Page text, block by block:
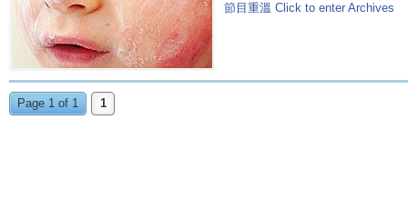
節目重溫 Click to enter Archives
Page 1 of 1 1